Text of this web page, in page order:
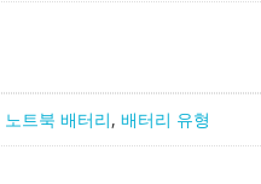
노트북 배터리, 배터리 유형